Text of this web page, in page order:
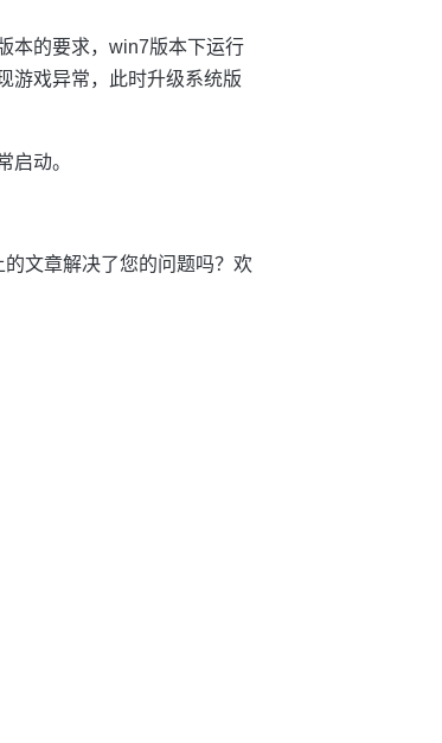
本的要求，win7版本下运行
游戏异常，此时升级系统版
启动。
文章解决了您的问题吗？欢